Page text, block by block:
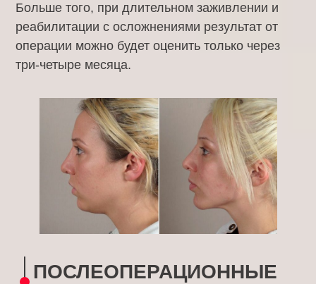
Больше того, при длительном заживлении и
реабилитации с осложнениями результат от
операции можно будет оценить только через
три-четыре месяца.
ПОСЛЕОПЕРАЦИОННЫЕ